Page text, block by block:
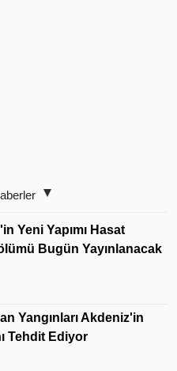
Yeni Yapımı Hasat
Bugün Yayınlanacak
Yangınları Akdeniz'in
Tehdit Ediyor